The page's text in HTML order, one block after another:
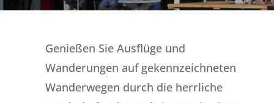
Genießen Sie Ausflüge und
Wanderungen auf gekennzeichneten
Wanderwegen durch die herrliche